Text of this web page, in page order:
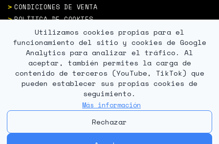
CONDICIONES DE VENTA
POLÍTICA DE COOKIES
CONTACTO
PAGO SEGURO
Utilizamos cookies propias para el
funcionamiento del sitio y cookies de Google
Analytics para analizar el tráfico. Al
aceptar, también permites la carga de
contenido de terceros (YouTube, TikTok) que
pueden establecer sus propias cookies de
seguimiento.
Más información
Rechazar